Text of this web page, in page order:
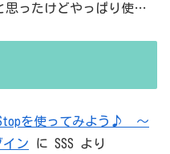
思ったけどやっぱり使っ
結論はシンプルだった
を使ってみよう♪ ～
ン に SSS より